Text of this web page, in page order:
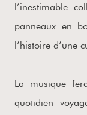
l’inestimable
panneaux en
l’histoire d’une
La musique
quotidien